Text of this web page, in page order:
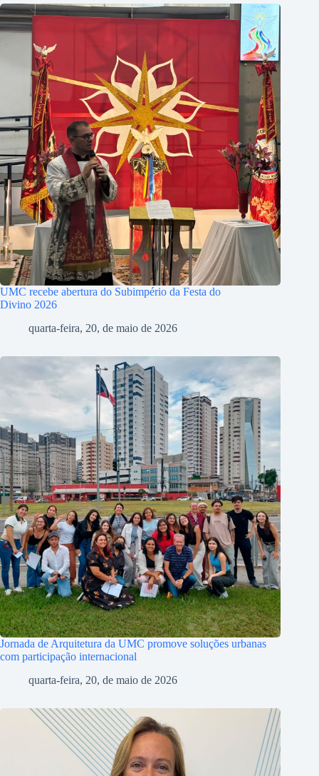
UMC recebe abertura do Subimpério da Festa do
Divino 2026
quarta-feira, 20, de maio de 2026
Jornada de Arquitetura da UMC promove soluções urbanas
com participação internacional
quarta-feira, 20, de maio de 2026